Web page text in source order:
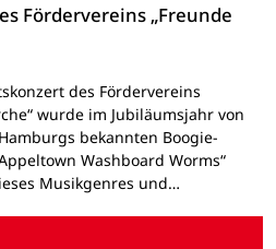
Fördervereins „Freunde
des Fördervereins
wurde im Jubiläumsjahr von
bekannten Boogie-
Washboard Worms“
Musikgenres und…